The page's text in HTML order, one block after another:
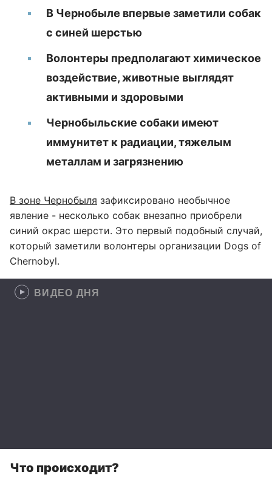
В Чернобыле впервые заметили собак
с синей шерстью
Волонтеры предполагают химическое
воздействие, животные выглядят
активными и здоровыми
Чернобыльские собаки имеют
иммунитет к радиации, тяжелым
металлам и загрязнению
В зоне Чернобыля зафиксировано необычное
явление - несколько собак внезапно приобрели
синий окрас шерсти. Это первый подобный случай,
который заметили волонтеры организации Dogs of
Chernobyl.
ВИДЕО ДНЯ
Что происходит?